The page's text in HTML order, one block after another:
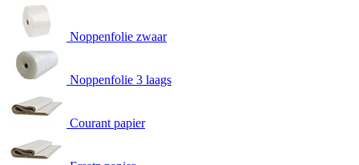
Noppenfolie zwaar
Noppenfolie 3 laags
Courant papier